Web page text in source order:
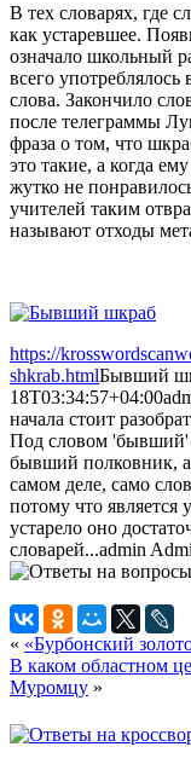
В тех словарях, где
как устаревшее.
означало школьный
всего употреблялось
слова. Закончило
после телеграммы
фраза о том, что
это такие, а когда
жутко не
учителей таким
называют отходы
https://
shkrab.htmlБывший
18T03:34:57+04:00
начала стоит
Под словом 'бывший'
бывший полковник,
самом деле, само
потому что является
устарело оно
словарей...admin
« «Бурбонский
В каком областном
Муромцу »